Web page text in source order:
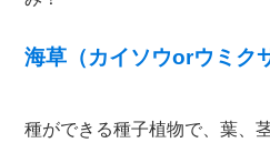
海草（カイソウorウミク
種ができる種子植物で、葉、